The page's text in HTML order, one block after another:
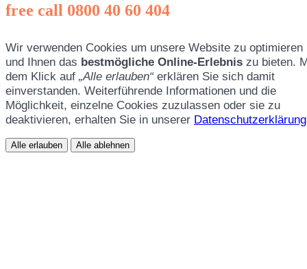
free call 0800 40 60 404
Wir verwenden Cookies um unsere Website zu optimieren
und Ihnen das bestmögliche Online-Erlebnis zu bieten.
dem Klick auf „Alle erlauben“ erklären Sie sich damit
einverstanden. Weiterführende Informationen und die
Möglichkeit, einzelne Cookies zuzulassen oder sie zu
deaktivieren, erhalten Sie in unserer Datenschutzerklärung
Alle erlauben Alle ablehnen